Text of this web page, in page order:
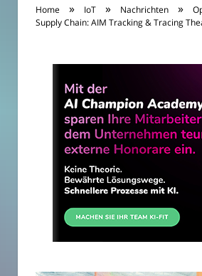
Home » IoT » Nachrichten »
Supply Chain: AIM Tracking & Tracing